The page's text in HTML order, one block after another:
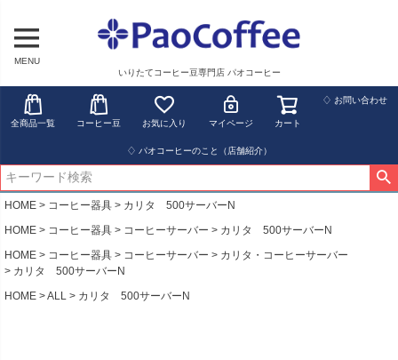
MENU
いりたてコーヒー豆専門店 パオコーヒー
全商品一覧 コーヒー豆 お気に入り マイページ カート
♢ お問い合わせ
♢ パオコーヒーのこと（店舗紹介）
HOME コーヒー器具
カリタ 500サーバーN
HOME
コーヒー器具 コーヒーサーバー
カリタ 500サーバーN
HOME
コーヒー器具 コーヒーサーバー
カリタ・コーヒーサーバー
カリタ 500サーバーN
HOME
ALL カリタ 500サーバーN